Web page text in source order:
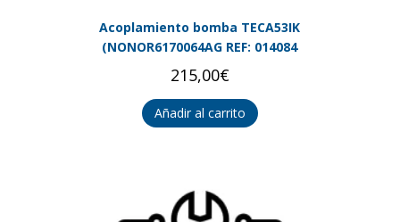
Acoplamiento bomba TECA53IK
(NONOR6170064AG REF: 014084
215,00€
Añadir al carrito